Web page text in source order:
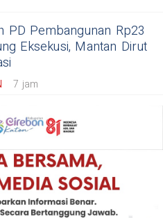
PD Pembangunan Rp23
Eksekusi, Mantan Dirut
7 jam